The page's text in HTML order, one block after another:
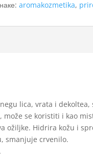
aromakozmetika,
lica, vrata i
se koristiti i kao
ožiljke. Hidrira kožu i
smanjuje crvenilo.